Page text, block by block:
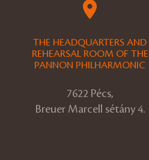
THE HEADQUARTERS AND
REHEARSAL ROOM OF THE
PANNON PHILHARMONIC
7622 Pécs,
Breuer Marcell sétány 4.